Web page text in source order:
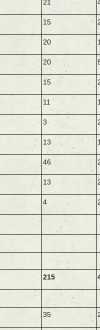
21
15
20
20
15
11
3
13
46
13
4
215
35